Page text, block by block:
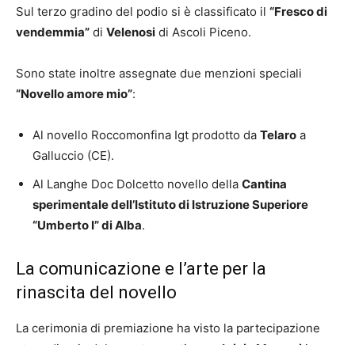
Sul terzo gradino del podio si è classificato il “Fresco di
vendemmia” di Velenosi di Ascoli Piceno.
Sono state inoltre assegnate due menzioni speciali
“Novello amore mio”:
Al novello Roccomonfina Igt prodotto da Telaro a
Galluccio (CE).
Al Langhe Doc Dolcetto novello della Cantina
sperimentale dell’Istituto di Istruzione Superiore
“Umberto I” di Alba.
La comunicazione e l’arte per la
rinascita del novello
La cerimonia di premiazione ha visto la partecipazione